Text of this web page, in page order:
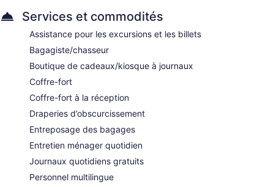
Services et commodités
Assistance pour les excursions et les billets
Bagagiste/chasseur
Boutique de cadeaux/kiosque à journaux
Coffre-fort
Coffre-fort à la réception
Draperies d’obscurcissement
Entreposage des bagages
Entretien ménager quotidien
Journaux quotidiens gratuits
Personnel multilingue